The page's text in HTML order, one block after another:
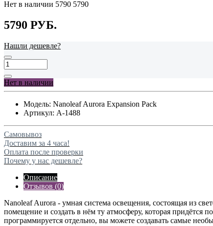
Нет в наличии 5790 5790
5790 РУБ.
Нашли дешевле?
Нет в наличии
Модель: Nanoleaf Aurora Expansion Pack
Артикул: A-1488
Самовывоз
Доставим за 4 часа!
Оплата после проверки
Почему у нас дешевле?
Описание
Отзывов (0)
Nanoleaf Aurora - умная система освещения, состоящая из
помещение и создать в нём ту атмосферу, которая
программируется отдельно, вы можете создавать самые